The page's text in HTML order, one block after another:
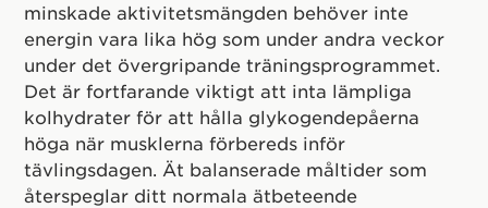
minskade aktivitetsmängden behöver inte
energin vara lika hög som under andra veckor
under det övergripande träningsprogrammet.
Det är fortfarande viktigt att inta lämpliga
kolhydrater för att hålla glykogendepåerna
höga när musklerna förbereds inför
tävlingsdagen. Ät balanserade måltider som
återspeglar ditt normala ätbeteende